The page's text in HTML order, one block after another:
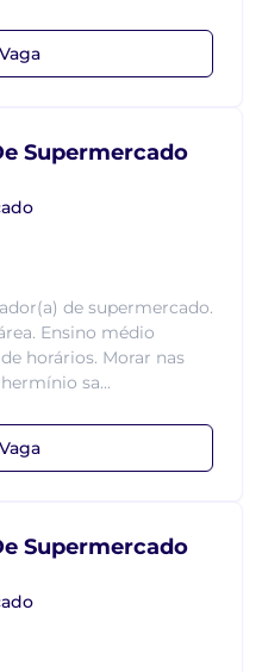
Supermercado
de supermercado.
Ensino médio
horários. Morar nas
sa...
Supermercado